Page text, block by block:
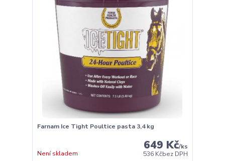
Farnam Ice Tight Poultice pasta 3,4 kg
649 Kč/ks
536 Kčbez DPH
Není skladem